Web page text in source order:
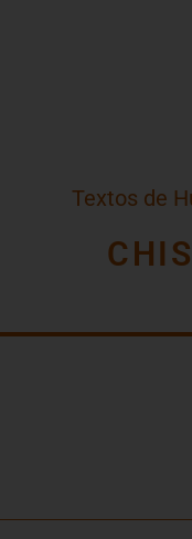
Textos de